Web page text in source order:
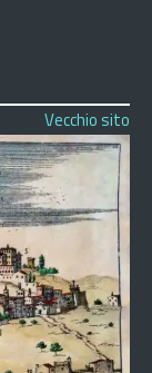
Vecchio sito